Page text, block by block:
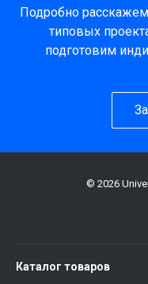
Подробно
типовых
подготовим
© 2026
Каталог товаров